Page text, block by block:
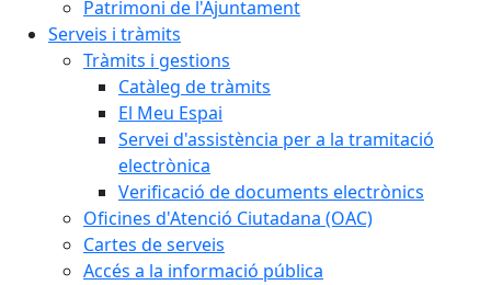
Patrimoni de l'Ajuntament
Serveis i tràmits
Tràmits i gestions
Catàleg de tràmits
El Meu Espai
Servei d'assistència per a la tramitació
electrònica
Verificació de documents electrònics
Oficines d'Atenció Ciutadana (OAC)
Cartes de serveis
Accés a la informació pública